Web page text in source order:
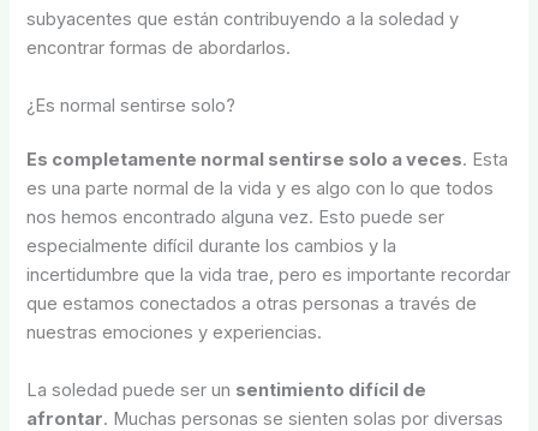
subyacentes que están contribuyendo a la soledad y
encontrar formas de abordarlos.
¿Es normal sentirse solo?
Es completamente normal sentirse solo a veces. Esta
es una parte normal de la vida y es algo con lo que todos
nos hemos encontrado alguna vez. Esto puede ser
especialmente difícil durante los cambios y la
incertidumbre que la vida trae, pero es importante recordar
que estamos conectados a otras personas a través de
nuestras emociones y experiencias.
La soledad puede ser un sentimiento difícil de
afrontar. Muchas personas se sienten solas por diversas